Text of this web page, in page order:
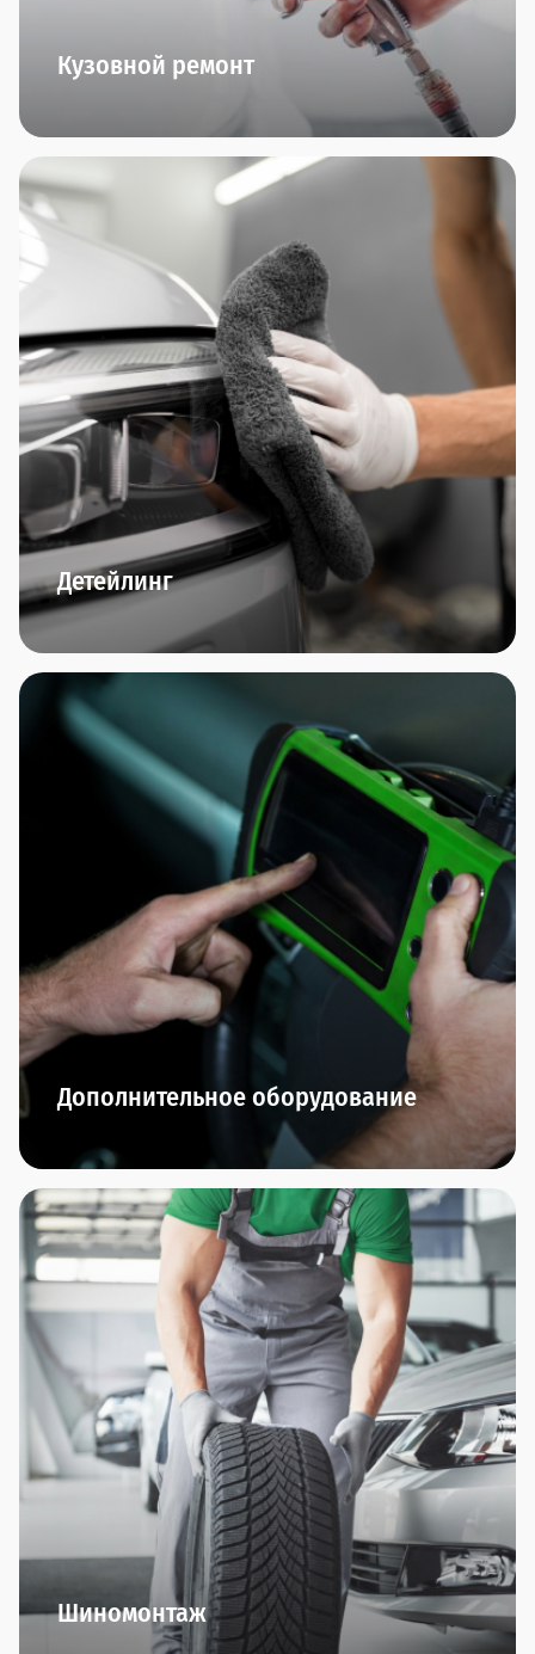
Кузовной ремонт
Кузовные работы любой сложности, работы с
алюминием, малярные работы (и даже
аэрография!), ремонт пластика, замена стекол,
полировка автомобиля - все это мы умеем и
можем делать в нашем центре малярно-кузовного
ремонта "Прагматика". Приезжайте. Вам
Детейлинг
Комплексная мойка автомобиля, химчистка
салона,багажника, обезжиривание кузова,
очистка чистящей глиной, чистка и полировка
колёсных дисков,нанесение прогрессивных
защитных покрытий (нанокерамика, воск,
антидождь) - мы любим заботиться о внешнем
виде вашего автомобиля.
Дополнительное оборудование
В автосалонах сети Прагматика вы найдете
дополнительное оборудование по всем
направлениям: охранные комплексы, защита
автомобиля, интерьер, комфорт, резина/диски,
тюнинг, экстерьер.
Оригинальные производители и гарантия
качества - это мы обещаем.
Шиномонтаж